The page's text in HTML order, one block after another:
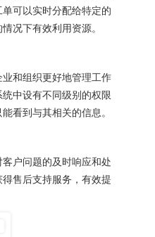
可以实时分配给特定的
况下有效利用资源。
和组织更好地管理工作
中设有不同级别的权限
看到与其相关的信息。
户问题的及时响应和处
售后支持服务，有效提